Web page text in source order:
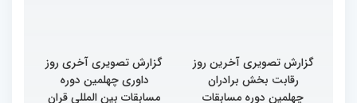
گزارش تصویری آخرین روز
رقابت بخش برادران
چهلمین دوره مسابقات
گزارش تصویری آخری روز
داوری چهلمین دوره
مسابقات بین المللی قران